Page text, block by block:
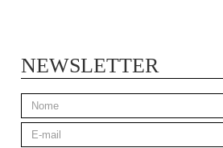
NEWSLETTER